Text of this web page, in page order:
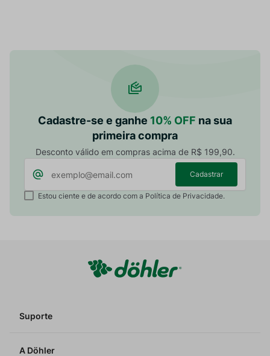
Cadastre-se e ganhe 10% OFF na sua
primeira compra
Desconto válido em compras acima de R$ 199,90.
Cadastrar
Estou ciente e de acordo com a Política de Privacidade.
Suporte
A Döhler